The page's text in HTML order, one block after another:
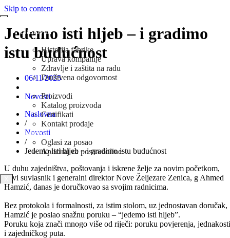
Skip to content
Naslovna
O Nama
Historija fabrike
Uprava kompanije
Zdravlje i zaštita na radu
Društvena odgovornost
Proizvodi
Katalog proizvoda
Certifikati
Kontakt prodaje
Karijera
Oglasi za posao
Apliciraj za posao online
Jedemo isti hljeb – i gradimo
istu budućnost
06/11/2025
Novosti
Naslovna
/
Novosti
/
Jedemo isti hljeb – i gradimo istu budućnost
U duhu zajedništva, poštovanja i iskrene želje za novim početkom,
novi suvlasnik i generalni direktor Nove Željezare Zenica, g Ahmed
Hamzić, danas je doručkovao sa svojim radnicima.
Bez protokola i formalnosti, za istim stolom, uz jednostavan doručak,
Hamzić je poslao snažnu poruku – “jedemo isti hljeb”.
Poruku koja znači mnogo više od riječi: poruku povjerenja, jednakosti
i zajedničkog puta.